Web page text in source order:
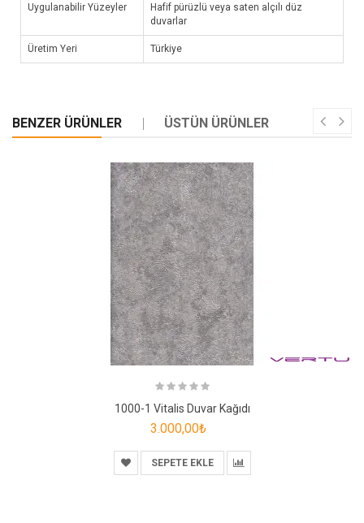
Uygulanabilir Yüzeyler
Hafif pürüzlü veya saten alçılı düz
duvarlar
Üretim Yeri Türkiye
BENZER ÜRÜNLER ÜSTÜN ÜRÜNLER
1000-1 Vitalis Duvar Kağıdı
3.000,00₺
SEPETE EKLE